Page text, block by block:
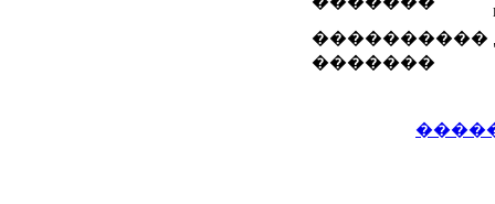
����������
�������